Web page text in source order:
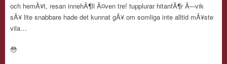
och hemÃ¥t, resan innehÃ¶ll Ã¤ven tre! tupplurar hitanfÃ¶r Ã–-vik
sÃ¥ lite snabbare hade det kunnat gÃ¥ om somliga inte alltid mÃ¥ste
vila…
😳